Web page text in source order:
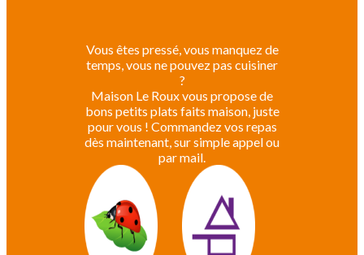
Vous êtes pressé, vous manquez de
temps, vous ne pouvez pas cuisiner
?
Maison Le Roux vous propose de
bons petits plats faits maison, juste
pour vous ! Commandez vos repas
dès maintenant, sur simple appel ou
par mail.